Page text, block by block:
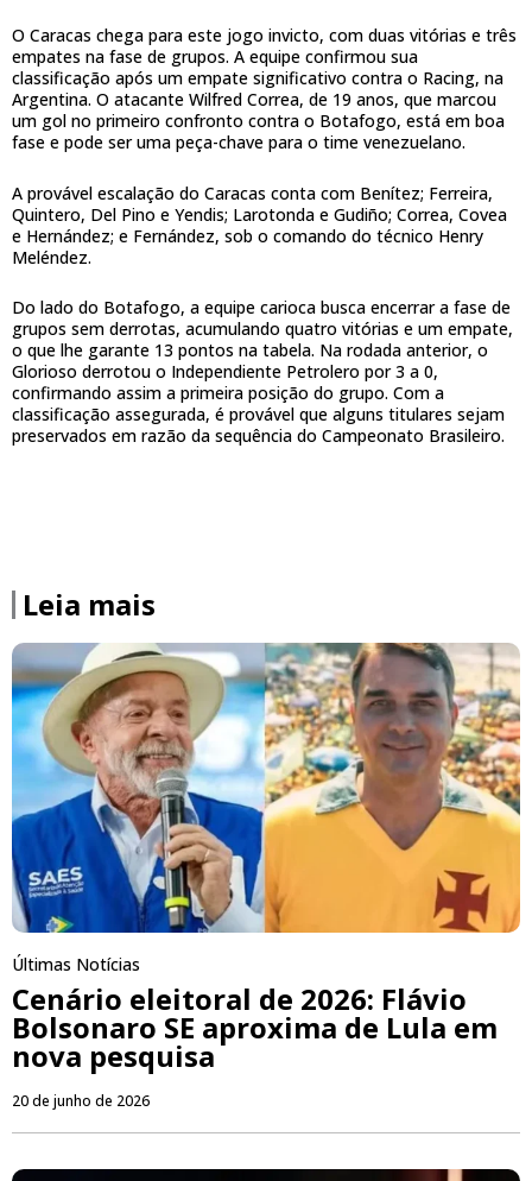
O Caracas chega para este jogo invicto, com duas vitórias e três
empates na fase de grupos. A equipe confirmou sua
classificação após um empate significativo contra o Racing, na
Argentina. O atacante Wilfred Correa, de 19 anos, que marcou
um gol no primeiro confronto contra o Botafogo, está em boa
fase e pode ser uma peça-chave para o time venezuelano.
A provável escalação do Caracas conta com Benítez; Ferreira,
Quintero, Del Pino e Yendis; Larotonda e Gudiño; Correa, Covea
e Hernández; e Fernández, sob o comando do técnico Henry
Meléndez.
Do lado do Botafogo, a equipe carioca busca encerrar a fase de
grupos sem derrotas, acumulando quatro vitórias e um empate,
o que lhe garante 13 pontos na tabela. Na rodada anterior, o
Glorioso derrotou o Independiente Petrolero por 3 a 0,
confirmando assim a primeira posição do grupo. Com a
classificação assegurada, é provável que alguns titulares sejam
preservados em razão da sequência do Campeonato Brasileiro.
Leia mais
Últimas Notícias
Cenário eleitoral de 2026: Flávio
Bolsonaro SE aproxima de Lula em
nova pesquisa
20 de junho de 2026